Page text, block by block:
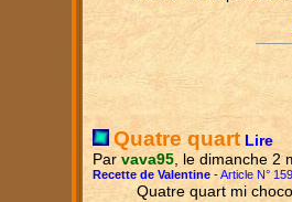
Quatre quart Lire
Par vava95, le dimanche 2
Recette de Valentine -Article N°
Quatre quart mi